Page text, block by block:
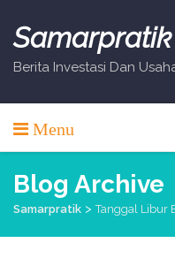
content
Samarpratik
Berita Investasi Dan
Menu
Blog Archive
Samarpratik >Tanggal Libur